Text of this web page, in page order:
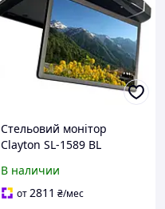
Стельовий монітор
Clayton SL-1589 BL
В наличии
от2811 ₴/мес